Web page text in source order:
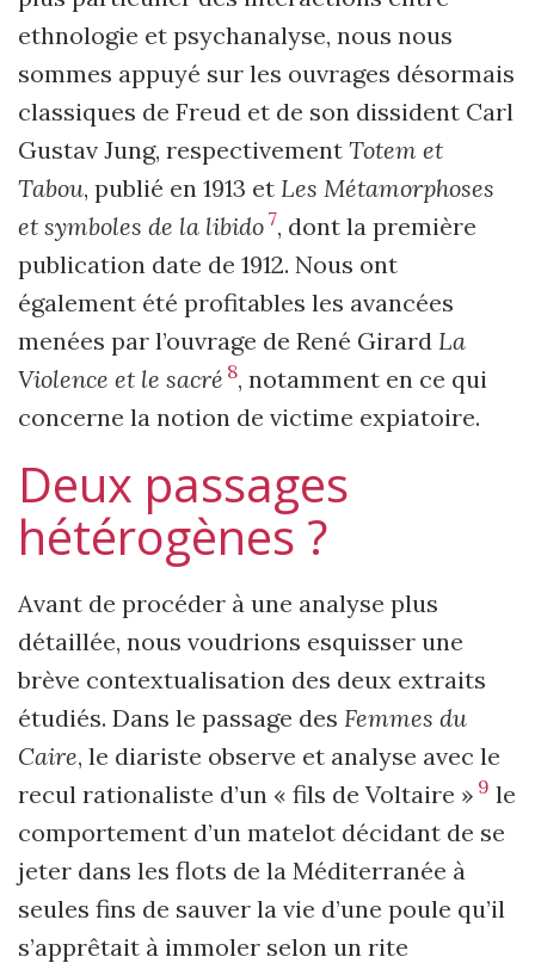
ethnologie et psychanalyse, nous nous
sommes appuyé sur les ouvrages désormais
classiques de Freud et de son dissident Carl
Gustav Jung, respectivement Totem et
Tabou, publié en 1913 et Les Métamorphoses
et symboles de la libido 7, dont la première
publication date de 1912. Nous ont
également été profitables les avancées
menées par l’ouvrage de René Girard La
Violence et le sacré 8, notamment en ce qui
concerne la notion de victime expiatoire.
Deux passages
hétérogènes ?
Avant de procéder à une analyse plus
détaillée, nous voudrions esquisser une
brève contextualisation des deux extraits
étudiés. Dans le passage des Femmes du
Caire, le diariste observe et analyse avec le
recul rationaliste d’un « fils de Voltaire » 9 le
comportement d’un matelot décidant de se
jeter dans les flots de la Méditerranée à
seules fins de sauver la vie d’une poule qu’il
s’apprêtait à immoler selon un rite